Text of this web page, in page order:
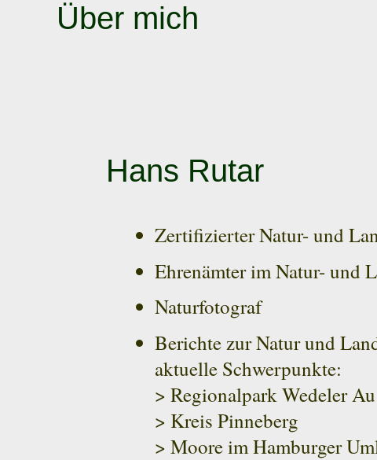
Über mich
Hans Rutar
Zertifizierter Natur- und
Ehrenämter im Natur- und
Naturfotograf
Berichte zur Natur und
aktuelle Schwerpunkte:
> Regionalpark Wedeler Au
> Kreis Pinneberg
> Moore im Hamburger